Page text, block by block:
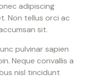
adipiscing
Non tellus orci ac
sit.
pulvinar sapien
Neque convallis a
nisl tincidunt